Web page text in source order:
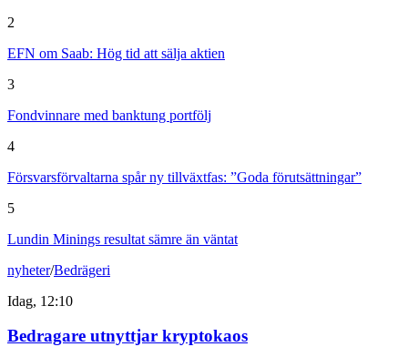
2
EFN om Saab: Hög tid att sälja aktien
3
Fondvinnare med banktung portfölj
4
Försvarsförvaltarna spår ny tillväxtfas: ”Goda förutsättningar”
5
Lundin Minings resultat sämre än väntat
nyheter/Bedrägeri
Idag, 12:10
Bedragare utnyttjar kryptokaos